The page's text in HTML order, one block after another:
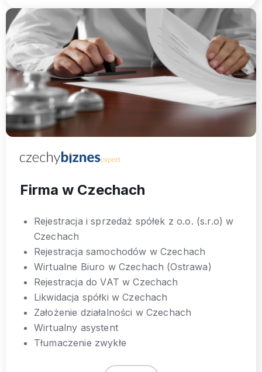
Firma w Czechach
Rejestracja i sprzedaż spółek z o.o. (s.r.o) w
Czechach
Rejestracja samochodów w Czechach
Wirtualne Biuro w Czechach (Ostrawa)
Rejestracja do VAT w Czechach
Likwidacja spółki w Czechach
Założenie działalności w Czechach
Wirtualny asystent
Tłumaczenie zwykłe